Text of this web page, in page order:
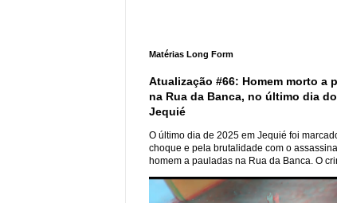
Matérias Long Form
Atualização #66: Homem morto a
na Rua da Banca, no último dia
Jequié
O último dia de 2025 em Jequié foi
choque e pela brutalidade com o
homem a pauladas na Rua da Banca. O